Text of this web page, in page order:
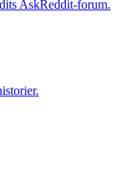
AskReddit-forum.